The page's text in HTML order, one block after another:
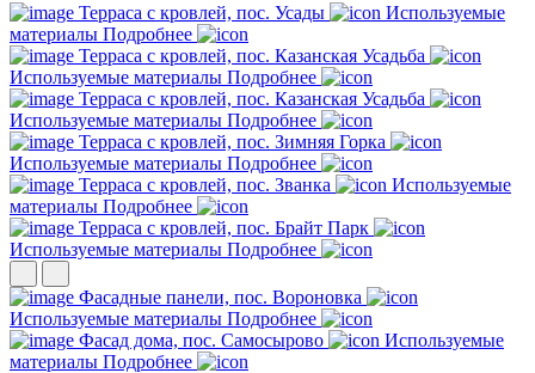
Терраса с кровлей, пос. Усады
Используемые
материалы Подробнее
Терраса с кровлей, пос. Казанская Усадьба
Используемые материалы Подробнее
Терраса с кровлей, пос. Казанская Усадьба
Используемые материалы Подробнее
Терраса с кровлей, пос. Зимняя Горка
Используемые материалы Подробнее
Терраса с кровлей, пос. Званка
Используемые
материалы Подробнее
Терраса с кровлей, пос. Брайт Парк
Используемые материалы Подробнее
Фасадные панели, пос. Вороновка
Используемые материалы Подробнее
Фасад дома, пос. Самосырово
Используемые
материалы Подробнее